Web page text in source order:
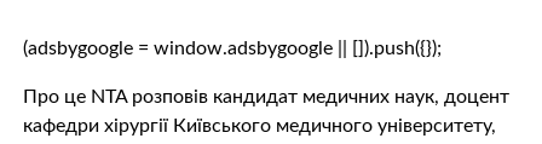
(adsbygoogle = window.adsbygoogle || []).push({});
Про це NTA розповів кандидат медичних наук, доцент
кафедри хірургії Київського медичного університету,